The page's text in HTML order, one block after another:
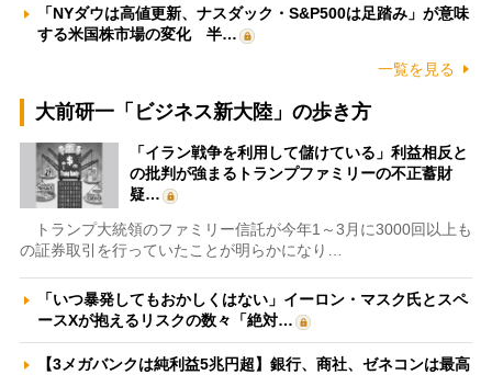
「NYダウは高値更新、ナスダック・S&P500は足踏み」が意味
する米国株市場の変化 半…
一覧を見る
大前研一「ビジネス新大陸」の歩き方
「イラン戦争を利用して儲けている」利益相反と
の批判が強まるトランプファミリーの不正蓄財
疑…
トランプ大統領のファミリー信託が今年1～3月に3000回以上も
の証券取引を行っていたことが明らかになり…
「いつ暴発してもおかしくはない」イーロン・マスク氏とスペ
ースXが抱えるリスクの数々「絶対…
【3メガバンクは純利益5兆円超】銀行、商社、ゼネコンは最高